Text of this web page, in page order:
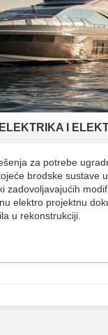
I
za potrebe
brodske sustave
zadovoljavajućih
elektro projektnu
u rekonstrukciji.